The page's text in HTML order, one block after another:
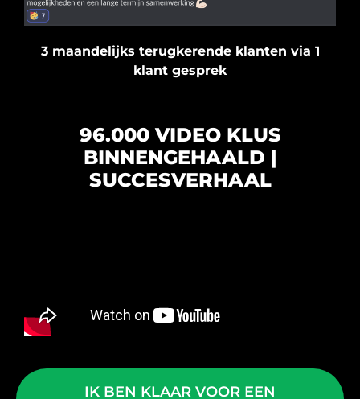
3 maandelijks terugkerende klanten via 1
klant gesprek
96.000 VIDEO KLUS
BINNENGEHAALD |
SUCCESVERHAAL
IK BEN KLAAR VOOR EEN